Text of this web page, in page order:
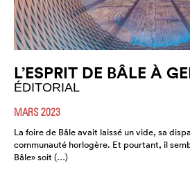
L’ESPRIT DE BÂLE À
ÉDITORIAL
MARS 2023
La foire de Bâle avait laissé un vide, sa
communauté horlogère. Et pourtant, il
Bâle» soit (…)